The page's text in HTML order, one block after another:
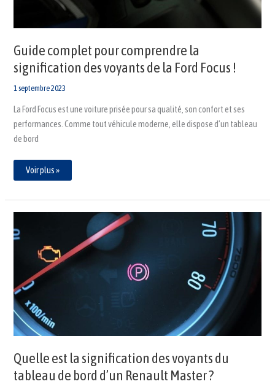
Guide complet pour comprendre la
signification des voyants de la Ford Focus !
1 septembre 2023
La Ford Focus est une voiture prisée pour sa qualité, son confort et ses
performances. Comme tout véhicule moderne, elle dispose d’un tableau
de bord
Voir plus »
Quelle est la signification des voyants du
tableau de bord d’un Renault Master ?
des
voyants
tableau
de
bord
d’un
Renault
Master
?